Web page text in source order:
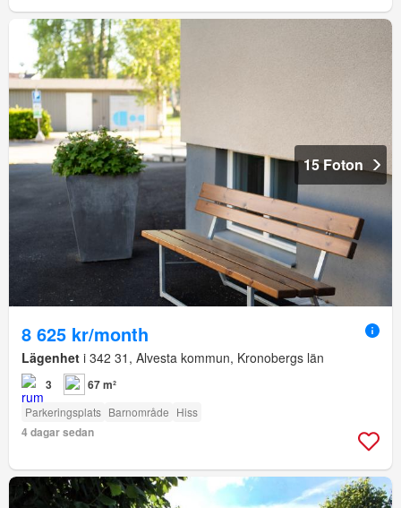
15 Foton
8 625 kr/month
Lägenhet i 342 31, Alvesta kommun, Kronobergs län
3 67 m²
Parkeringsplats Barnområde Hiss
4 dagar sedan